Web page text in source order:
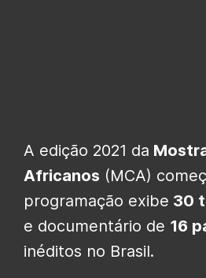
A edição 2021 da
Africanos (MCA)
programação exibe 30
e documentário de 16
inéditos no Brasil.